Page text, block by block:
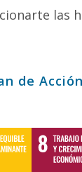
las
de Acción